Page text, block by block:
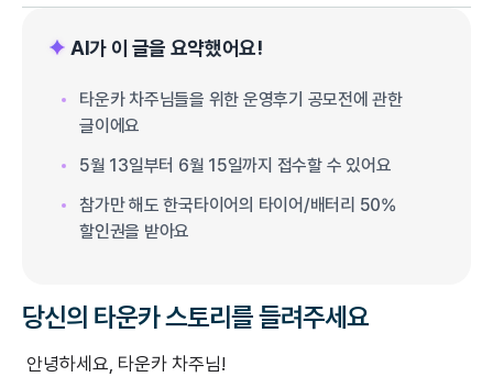
AI가 이 글을 요약했어요!
타운카 차주님들을 위한 운영후기 공모전에 관한
글이에요
5월 13일부터 6월 15일까지 접수할 수 있어요
참가만 해도 한국타이어의 타이어/배터리 50%
할인권을 받아요
당신의 타운카 스토리를 들려주세요
안녕하세요, 타운카 차주님!